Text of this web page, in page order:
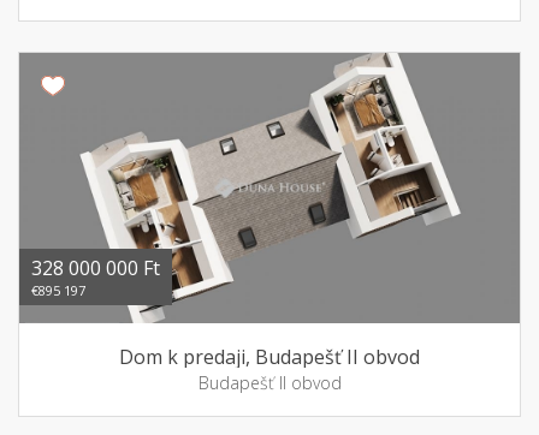
328 000 000 Ft
€895 197
Dom k predaji, Budapešť II obvod
Budapešť II obvod